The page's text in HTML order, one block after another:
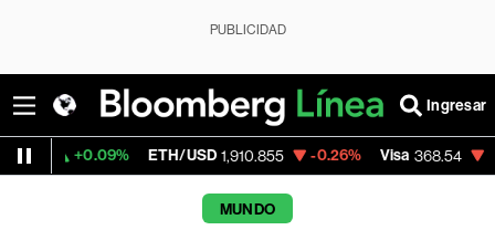
PUBLICIDAD
Ingresar
ETH/USD 1,910.855 -0.26% Visa 368.54 -0.28%
MUNDO